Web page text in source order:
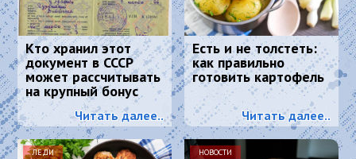
Кто хранил этот
документ в СССР
может рассчитывать
на крупный бонус
Читать далее..
Есть и не толстеть:
как правильно
готовить картофель
Читать далее..
ЛЕДИ НОВОСТИ